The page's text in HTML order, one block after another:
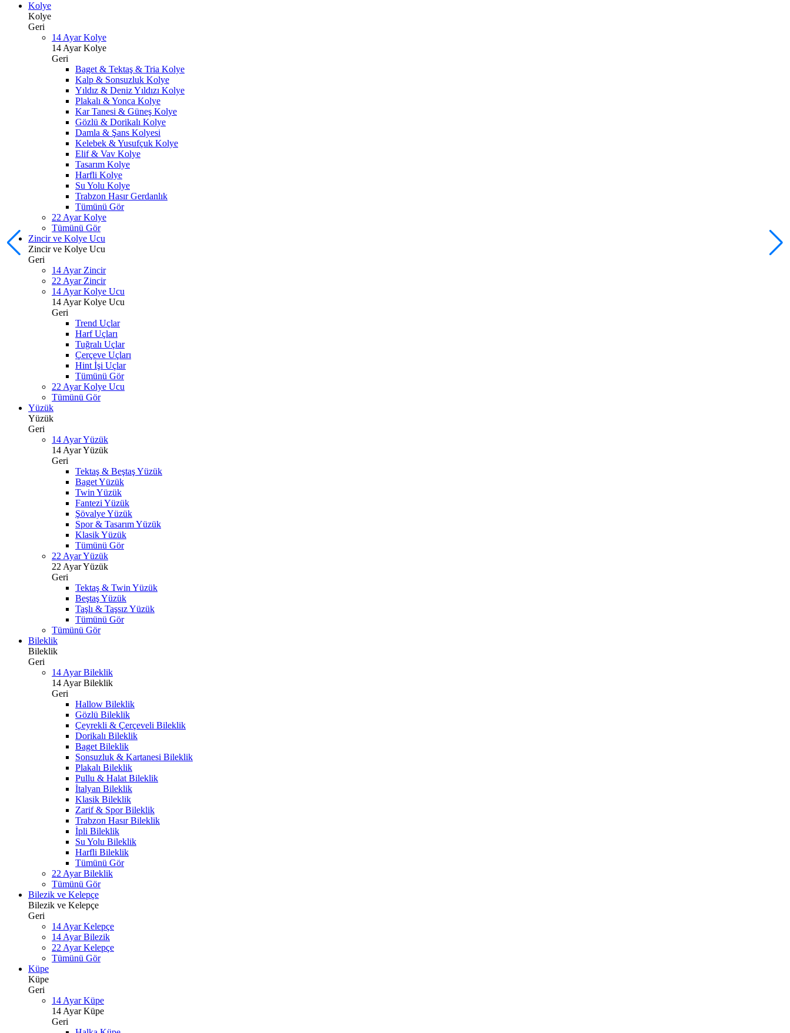
Kolye
Kolye
Geri
14 Ayar Kolye
14 Ayar Kolye
Geri
Baget & Tektaş & Tria Kolye
Kalp & Sonsuzluk Kolye
Yıldız & Deniz Yıldızı Kolye
Plakalı & Yonca Kolye
Kar Tanesi & Güneş Kolye
Gözlü & Dorikalı Kolye
Damla & Şans Kolyesi
Kelebek & Yusufçuk Kolye
Elif & Vav Kolye
Tasarım Kolye
Harfli Kolye
Su Yolu Kolye
Trabzon Hasır Gerdanlık
Tümünü Gör
22 Ayar Kolye
Tümünü Gör
Zincir ve Kolye Ucu
Zincir ve Kolye Ucu
Geri
14 Ayar Zincir
22 Ayar Zincir
14 Ayar Kolye Ucu
14 Ayar Kolye Ucu
Geri
Trend Uçlar
Harf Uçları
Tuğralı Uçlar
Çerçeve Uçları
Hint İşi Uçlar
Tümünü Gör
22 Ayar Kolye Ucu
Tümünü Gör
Yüzük
Yüzük
Geri
14 Ayar Yüzük
14 Ayar Yüzük
Geri
Tektaş & Beştaş Yüzük
Baget Yüzük
Twin Yüzük
Fantezi Yüzük
Şövalye Yüzük
Spor & Tasarım Yüzük
Klasik Yüzük
Tümünü Gör
22 Ayar Yüzük
22 Ayar Yüzük
Geri
Tektaş & Twin Yüzük
Beştaş Yüzük
Taşlı & Taşsız Yüzük
Tümünü Gör
Tümünü Gör
Bileklik
Bileklik
Geri
14 Ayar Bileklik
14 Ayar Bileklik
Geri
Hallow Bileklik
Gözlü Bileklik
Çeyrekli & Çerçeveli Bileklik
Dorikalı Bileklik
Baget Bileklik
Sonsuzluk & Kartanesi Bileklik
Plakalı Bileklik
Pullu & Halat Bileklik
İtalyan Bileklik
Klasik Bileklik
Zarif & Spor Bileklik
Trabzon Hasır Bileklik
İpli Bileklik
Su Yolu Bileklik
Harfli Bileklik
Tümünü Gör
22 Ayar Bileklik
Tümünü Gör
Bilezik ve Kelepçe
Bilezik ve Kelepçe
Geri
14 Ayar Kelepçe
14 Ayar Bilezik
22 Ayar Kelepçe
Tümünü Gör
Küpe
Küpe
Geri
14 Ayar Küpe
14 Ayar Küpe
Geri